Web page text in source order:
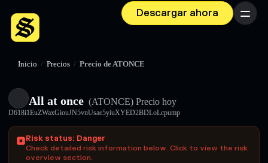
Descargar ahora Menú
Inicio / Precios / Precio de ATONCE
All at once (ATONCE) Precio hoy
D618i1EuZWaxGiouJN5vnUsae5yiuXYED2BDLoLcpump
Risk status: Danger
Check detailed risk information below. Click to view the risk
overview section.